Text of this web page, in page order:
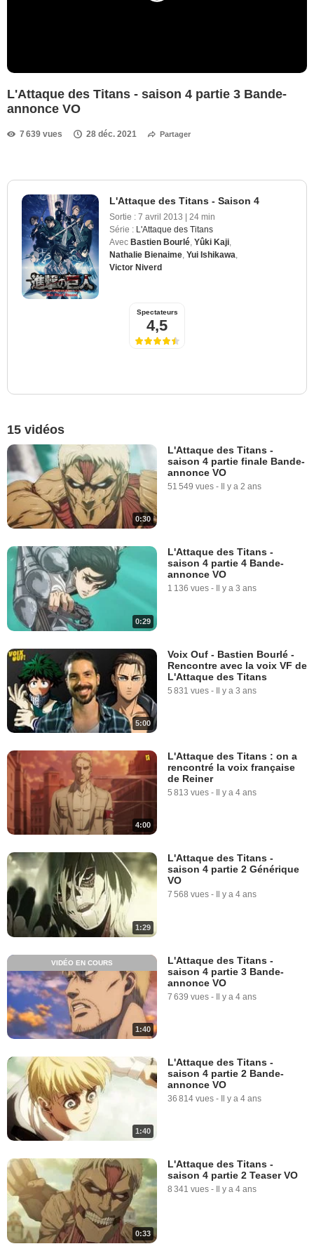
L'Attaque des Titans - saison 4 partie 3 Bande-
annonce VO
7 639 vues 28 déc. 2021 Partager
L'Attaque des Titans - Saison 4
Sortie : 7 avril 2013 | 24 min
Série : L'Attaque des Titans
Avec Bastien Bourlé Yûki Kaji
Nathalie Bienaime Yui Ishikawa
Victor Niverd
Spectateurs
4,5
15 vidéos
0:30
L'Attaque des Titans -
saison 4 partie finale Bande-
annonce VO
51 549 vues - Il y a 2 ans
0:29
L'Attaque des Titans -
saison 4 partie 4 Bande-
annonce VO
1 136 vues - Il y a 3 ans
5:00
Voix Ouf - Bastien Bourlé -
Rencontre avec la voix VF de
L'Attaque des Titans
5 831 vues - Il y a 3 ans
4:00
L'Attaque des Titans : on a
rencontré la voix française
de Reiner
5 813 vues - Il y a 4 ans
1:29
L'Attaque des Titans -
saison 4 partie 2 Générique
VO
7 568 vues - Il y a 4 ans
1:40
VIDÉO EN COURS
L'Attaque des Titans -
saison 4 partie 3 Bande-
annonce VO
7 639 vues - Il y a 4 ans
1:40
L'Attaque des Titans -
saison 4 partie 2 Bande-
annonce VO
36 814 vues - Il y a 4 ans
0:33
L'Attaque des Titans -
saison 4 partie 2 Teaser VO
8 341 vues - Il y a 4 ans